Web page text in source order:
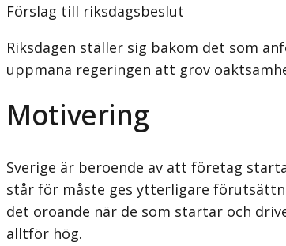
Förslag till riksdagsbeslut
Riksdagen ställer sig bakom det som
uppmana regeringen att grov
Motivering
Sverige är beroende av att företag
står för måste ges ytterligare
det oroande när de som startar och
alltför hög.